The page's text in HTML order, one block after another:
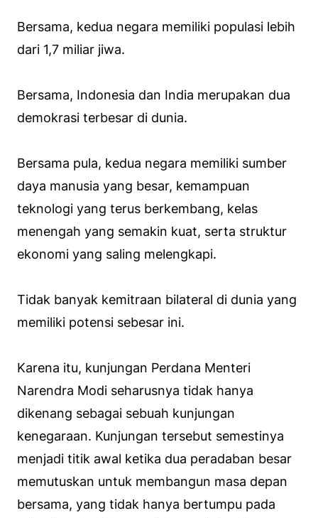
Bersama, kedua negara memiliki populasi lebih
dari 1,7 miliar jiwa.
Bersama, Indonesia dan India merupakan dua
demokrasi terbesar di dunia.
Bersama pula, kedua negara memiliki sumber
daya manusia yang besar, kemampuan
teknologi yang terus berkembang, kelas
menengah yang semakin kuat, serta struktur
ekonomi yang saling melengkapi.
Tidak banyak kemitraan bilateral di dunia yang
memiliki potensi sebesar ini.
Karena itu, kunjungan Perdana Menteri
Narendra Modi seharusnya tidak hanya
dikenang sebagai sebuah kunjungan
kenegaraan. Kunjungan tersebut semestinya
menjadi titik awal ketika dua peradaban besar
memutuskan untuk membangun masa depan
bersama, yang tidak hanya bertumpu pada